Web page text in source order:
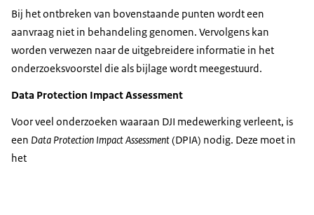
Bij het ontbreken van bovenstaande punten wordt een
aanvraag niet in behandeling genomen. Vervolgens kan
worden verwezen naar de uitgebreidere informatie in het
onderzoeksvoorstel die als bijlage wordt meegestuurd.
Data Protection Impact Assessment
Voor veel onderzoeken waaraan DJI medewerking verleent, is
een Data Protection Impact Assessment(DPIA) nodig. Deze moet in
het